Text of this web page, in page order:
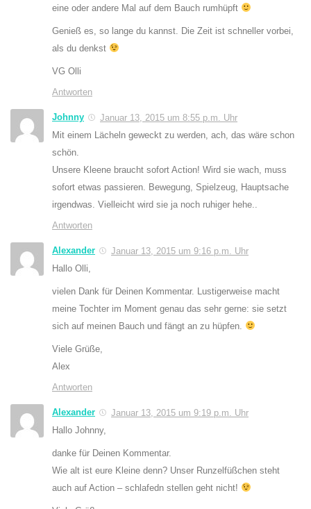
eine oder andere Mal auf dem Bauch rumhüpft
Genieß es, so lange du kannst. Die Zeit ist schneller vorbei,
als du denkst
VG Olli
Antworten
Johnny
Januar 13, 2015 um 8:55 p.m. Uhr
Mit einem Lächeln geweckt zu werden, ach, das wäre schon
schön.
Unsere Kleene braucht sofort Action! Wird sie wach, muss
sofort etwas passieren. Bewegung, Spielzeug, Hauptsache
irgendwas. Vielleicht wird sie ja noch ruhiger hehe..
Antworten
Alexander
Januar 13, 2015 um 9:16 p.m. Uhr
Hallo Olli,
vielen Dank für Deinen Kommentar. Lustigerweise macht
meine Tochter im Moment genau das sehr gerne: sie setzt
sich auf meinen Bauch und fängt an zu hüpfen.
Viele Grüße,
Alex
Antworten
Alexander
Januar 13, 2015 um 9:19 p.m. Uhr
Hallo Johnny,
danke für Deinen Kommentar.
Wie alt ist eure Kleine denn? Unser Runzelfüßchen steht
auch auf Action – schlafedn stellen geht nicht!